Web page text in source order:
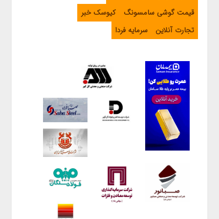
قیمت گوشی سامسونگ
کیوسک خبر
تجارت آنلاین
سرمایه فردا